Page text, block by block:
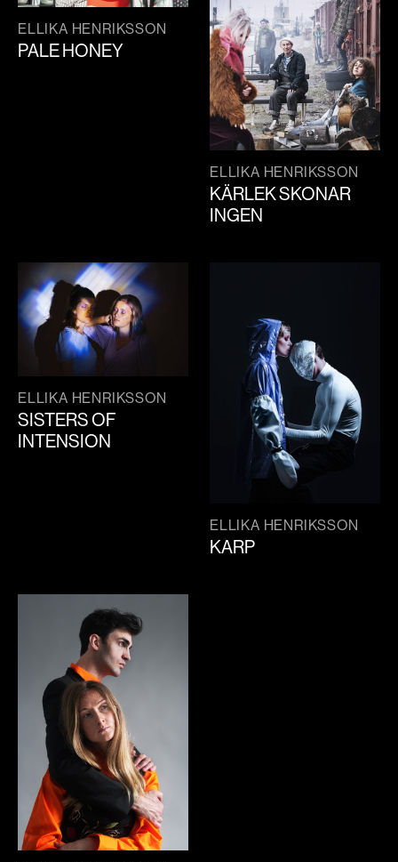
ELLIKA HENRIKSSON
PALE HONEY
ELLIKA HENRIKSSON
KÄRLEK SKONAR
INGEN
ELLIKA HENRIKSSON
SISTERS OF
INTENSION
ELLIKA HENRIKSSON
KARP